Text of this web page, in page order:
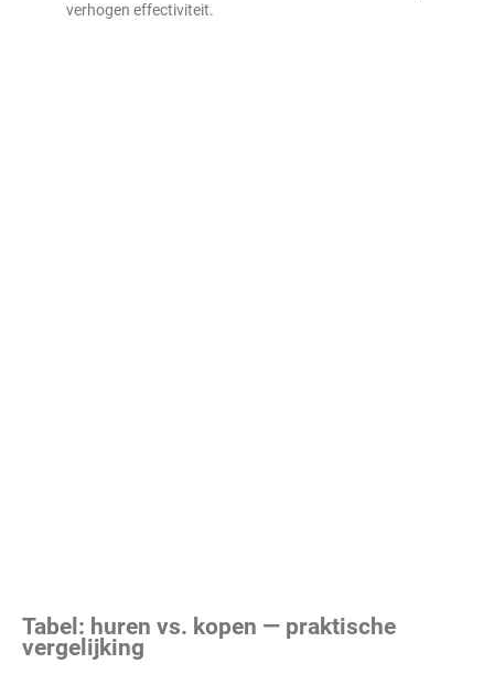
verhogen effectiviteit.
Tabel: huren vs. kopen — praktische
vergelijking